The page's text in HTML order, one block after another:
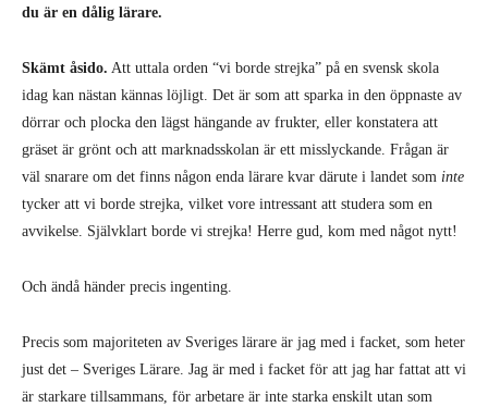
du är en dålig lärare.
Skämt åsido. Att uttala orden “vi borde strejka” på en svensk skola
idag kan nästan kännas löjligt. Det är som att sparka in den öppnaste av
dörrar och plocka den lägst hängande av frukter, eller konstatera att
gräset är grönt och att marknadsskolan är ett misslyckande. Frågan är
väl snarare om det finns någon enda lärare kvar därute i landet som inte
tycker att vi borde strejka, vilket vore intressant att studera som en
avvikelse. Självklart borde vi strejka! Herre gud, kom med något nytt!
Och ändå händer precis ingenting.
Precis som majoriteten av Sveriges lärare är jag med i facket, som heter
just det – Sveriges Lärare. Jag är med i facket för att jag har fattat att vi
är starkare tillsammans, för arbetare är inte starka enskilt utan som